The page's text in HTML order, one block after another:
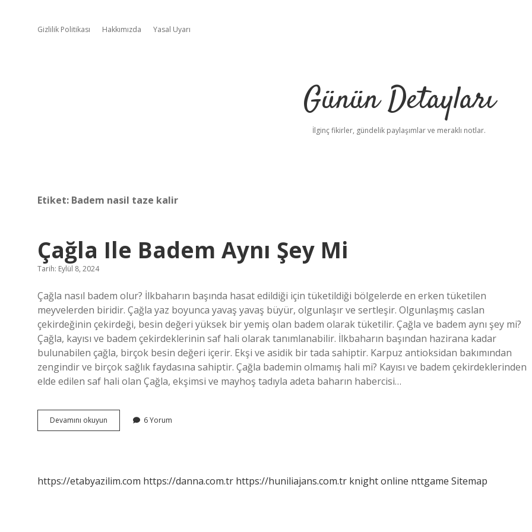
Gizlilik Politikası Hakkımızda Yasal Uyarı
Günün Detayları
İlginç fikirler, gündelik paylaşımlar ve meraklı notlar.
Etiket: Badem nasil taze kalir
Çağla Ile Badem Aynı Şey Mi
Tarih: Eylül 8, 2024
Çağla nasıl badem olur? İlkbaharın başında hasat edildiği için tüketildiği bölgelerde en erken tüketilen
meyvelerden biridir. Çağla yaz boyunca yavaş yavaş büyür, olgunlaşır ve sertleşir. Olgunlaşmış caslan
çekirdeğinin çekirdeği, besin değeri yüksek bir yemiş olan badem olarak tüketilir. Çağla ve badem aynı şey mi?
Çağla, kayısı ve badem çekirdeklerinin saf hali olarak tanımlanabilir. İlkbaharın başından hazirana kadar
bulunabilen çağla, birçok besin değeri içerir. Ekşi ve asidik bir tada sahiptir. Karpuz antioksidan bakımından
zengindir ve birçok sağlık faydasına sahiptir. Çağla bademin olmamış hali mi? Kayısı ve badem çekirdeklerinden
elde edilen saf hali olan Çağla, ekşimsi ve mayhoş tadıyla adeta baharın habercisi…
Devamını okuyun
Ile
6 Yorum
https://etabyazilim.com https://danna.com.tr https://huniliajans.com.tr knight online nttgame Sitemap